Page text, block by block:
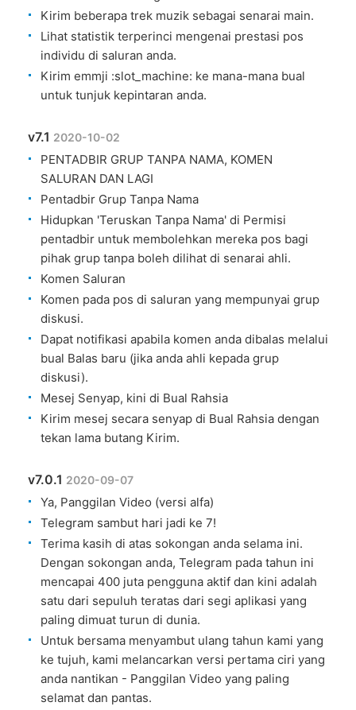
Kirim beberapa trek muzik sebagai senarai main.
Lihat statistik terperinci mengenai prestasi pos
individu di saluran anda.
Kirim emmji :slot_machine: ke mana-mana bual
untuk tunjuk kepintaran anda.
v7.1 2020-10-02
PENTADBIR GRUP TANPA NAMA, KOMEN
SALURAN DAN LAGI
Pentadbir Grup Tanpa Nama
Hidupkan 'Teruskan Tanpa Nama' di Permisi
pentadbir untuk membolehkan mereka pos bagi
pihak grup tanpa boleh dilihat di senarai ahli.
Komen Saluran
Komen pada pos di saluran yang mempunyai grup
diskusi.
Dapat notifikasi apabila komen anda dibalas melalui
bual Balas baru (jika anda ahli kepada grup
diskusi).
Mesej Senyap, kini di Bual Rahsia
Kirim mesej secara senyap di Bual Rahsia dengan
tekan lama butang Kirim.
v7.0.1 2020-09-07
Ya, Panggilan Video (versi alfa)
Telegram sambut hari jadi ke 7!
Terima kasih di atas sokongan anda selama ini.
Dengan sokongan anda, Telegram pada tahun ini
mencapai 400 juta pengguna aktif dan kini adalah
satu dari sepuluh teratas dari segi aplikasi yang
paling dimuat turun di dunia.
Untuk bersama menyambut ulang tahun kami yang
ke tujuh, kami melancarkan versi pertama ciri yang
anda nantikan - Panggilan Video yang paling
selamat dan pantas.